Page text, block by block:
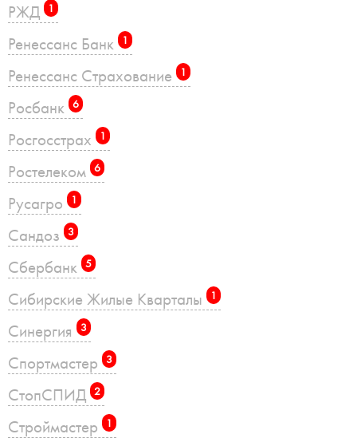
РЖД 1
Ренессанс Банк 1
Ренессанс Страхование 1
Росбанк 6
Росгосстрах 1
Ростелеком 6
Русагро 1
Сандоз 3
Сбербанк 5
Сибирские Жилые Кварталы 1
Синергия 3
Спортмастер 3
СтопСПИД 2
Строймастер 1